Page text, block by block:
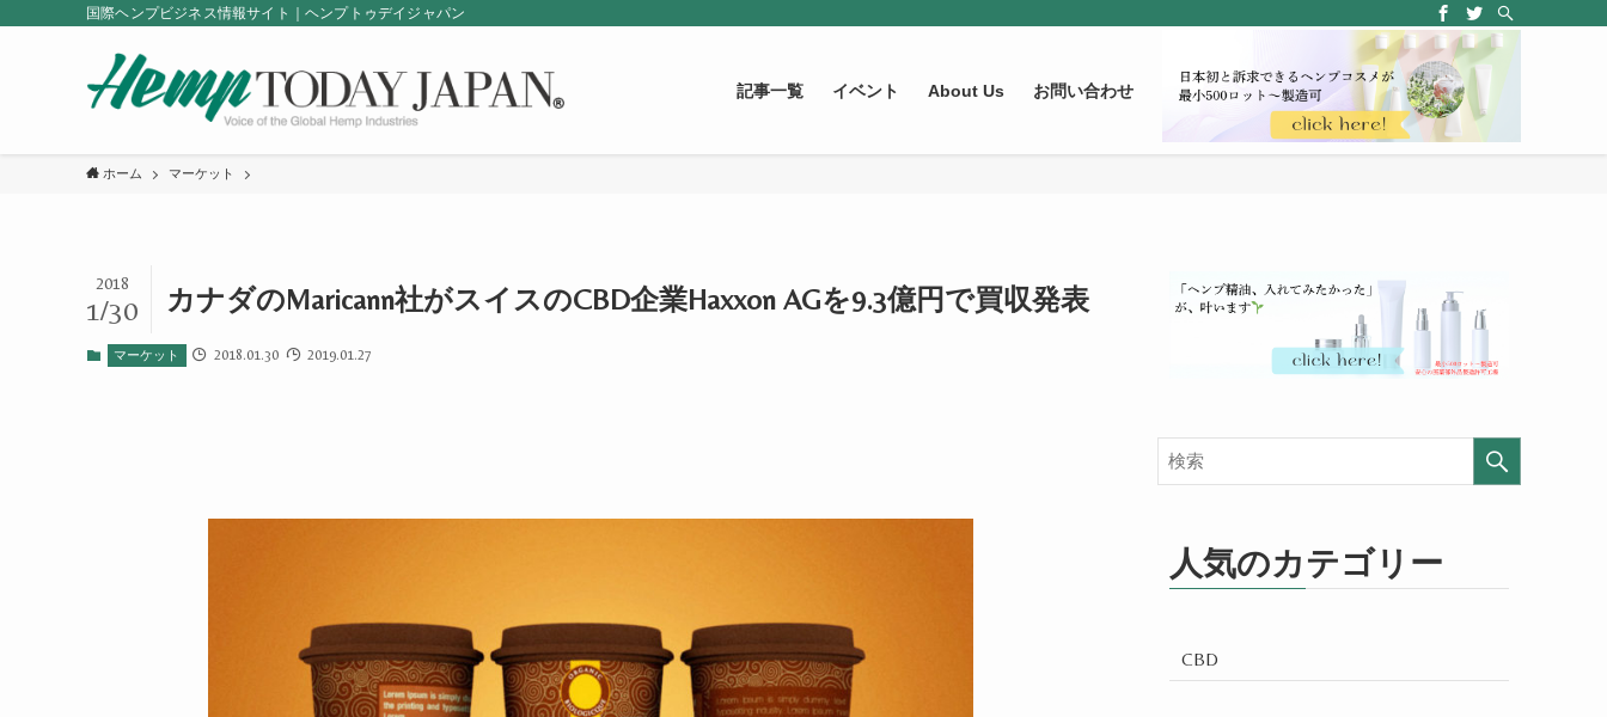
国際ヘンプビジネス情報サイト｜ヘンプトゥデイジャパン
記事一覧 イベント About Us お問い合わせ
ホーム マーケット
カナダのMaricann社がスイスのCBD企業Haxxon AGを9.3億円で買収発表
2018
1/30
マーケット 2018.01.30 2019.01.27
人気のカテゴリー
CBD